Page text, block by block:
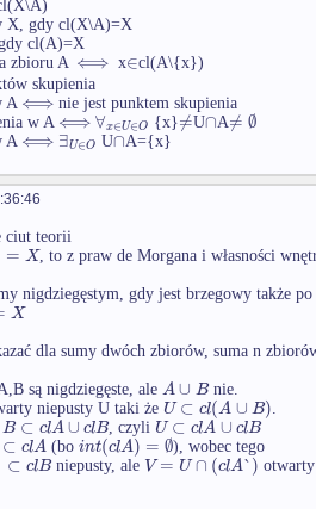
X, gdy cl(X\A)=X
cl(A)=X
zbioru A ⟺ x∈cl(A\{x})
skupienia
A ⟺ nie jest punktem skupienia
w A ⟺∀x∈U∈O {x}≠U∩A≠ ∅
A ⟺ ∃U∈O U∩A={x}
ciut teorii
= X, to z praw de Morgana i własności
nigdziegęstym, gdy jest brzegowy także
X
dla sumy dwóch zbiorów, suma n
są nigdziegęste, ale A∪ B nie.
niepusty U taki że U ⊂ cl(A∪B).
B ⊂ clA∪ clB, czyli U ⊂ clA∪clB
⊂ clA (boint(clA) = ∅), wobec tego
⊂ clB niepusty, ale V = U∩ (clA`)